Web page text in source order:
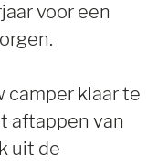
voor een
camper klaar te
aftappen van
uit de